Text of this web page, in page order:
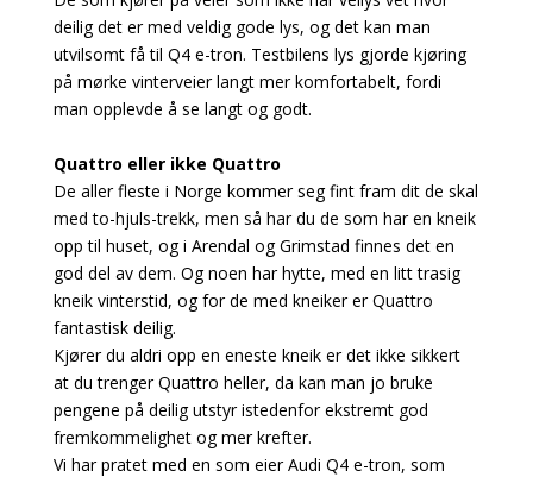
deilig det er med veldig gode lys, og det kan man
utvilsomt få til Q4 e-tron. Testbilens lys gjorde kjøring
på mørke vinterveier langt mer komfortabelt, fordi
man opplevde å se langt og godt.
Quattro eller ikke Quattro
De aller fleste i Norge kommer seg fint fram dit de skal
med to-hjuls-trekk, men så har du de som har en kneik
opp til huset, og i Arendal og Grimstad finnes det en
god del av dem. Og noen har hytte, med en litt trasig
kneik vinterstid, og for de med kneiker er Quattro
fantastisk deilig.
Kjører du aldri opp en eneste kneik er det ikke sikkert
at du trenger Quattro heller, da kan man jo bruke
pengene på deilig utstyr istedenfor ekstremt god
fremkommelighet og mer krefter.
Vi har pratet med en som eier Audi Q4 e-tron, som